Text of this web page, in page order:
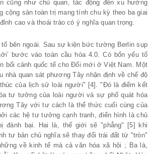
cũng như chủ quan, tác động đến xu hướng
cộng sản toàn trị mang tính chu kỳ theo ba giai
cao và thoái trào có ý nghĩa quan trọng.
bên ngoài. Sau sự kiện bức tường Berlin sụp
bước vào toàn cầu hóa 4.0. Có bốn yếu tố
bối cảnh quốc tế cho Đổi mới ở Việt Nam. Một
nhà quan sát phương Tây nhận định về chế độ
của lịch sử loài người" [4]. "Đó là điểm kết
tư tưởng của loài người và sự phổ quát hóa
Tây với tư cách là thể thức cuối cùng của
các hệ tư tưởng cạnh tranh, điển hình là chủ
đánh bại. Hai là, thế giới sẽ "phẳng" [5] khi
tư bản chủ nghĩa sẽ thay đổi trái đất từ "tròn"
về kinh tế mà cả văn hóa xã hội ; Ba là,